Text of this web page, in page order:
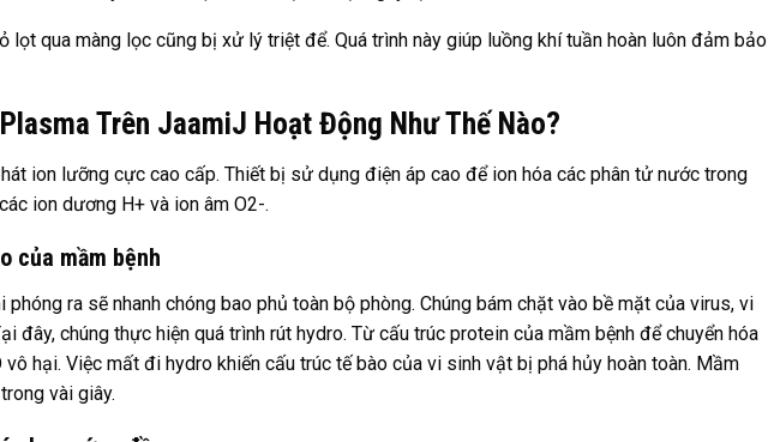
lọt qua màng lọc cũng bị xử lý triệt để. Quá trình này giúp luồng khí tuần hoàn luôn đảm bảo
Trên JaamiJ Hoạt Động Như Thế Nào?
ion lưỡng cực cao cấp. Thiết bị sử dụng điện áp cao để ion hóa các phân tử nước trong
ion dương H+ và ion âm O2-.
của mầm bệnh
phóng ra sẽ nhanh chóng bao phủ toàn bộ phòng. Chúng bám chặt vào bề mặt của virus, vi
đây, chúng thực hiện quá trình rút hydro. Từ cấu trúc protein của mầm bệnh để chuyển hóa
hại. Việc mất đi hydro khiến cấu trúc tế bào của vi sinh vật bị phá hủy hoàn toàn. Mầm
vài giây.